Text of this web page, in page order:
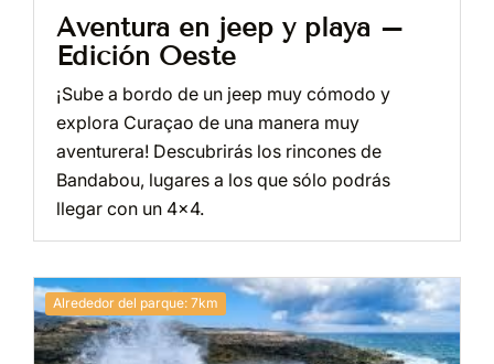
Aventura en jeep y playa –
Edición Oeste
¡Sube a bordo de un jeep muy cómodo y
explora Curaçao de una manera muy
aventurera! Descubrirás los rincones de
Bandabou, lugares a los que sólo podrás
llegar con un 4×4.
Alrededor del parque: 7km